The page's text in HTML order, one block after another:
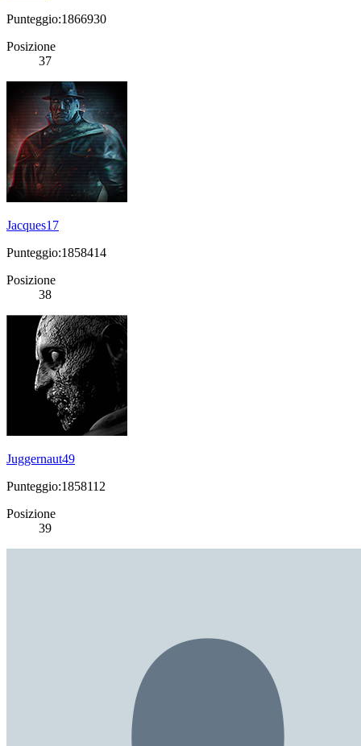
Punteggio:1866930
Posizione
37
Jacques17
Punteggio:1858414
Posizione
38
Juggernaut49
Punteggio:1858112
Posizione
39